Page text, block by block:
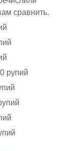
сравнить.
рупий